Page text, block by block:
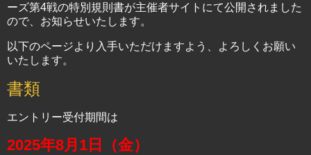
ーズ第4戦の特別規則書が主催者サイトにて公開されました
ので、お知らせいたします。
以下のページより入手いただけますよう、よろしくお願い
いたします。
書類
エントリー受付期間は
2025年8月1日（金）